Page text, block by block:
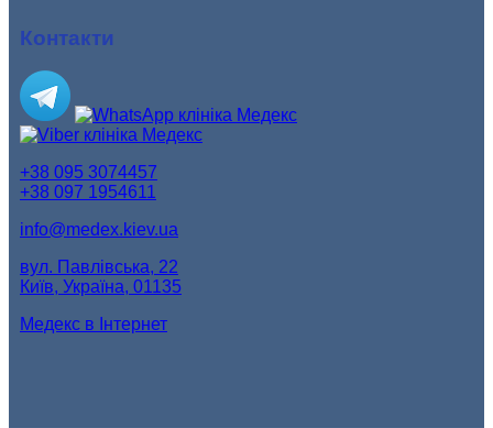
Контакти
+38 095 3074457
+38 097 1954611
info@medex.kiev.ua
вул. Павлівська, 22
Київ, Україна, 01135
Медекс в Інтернет